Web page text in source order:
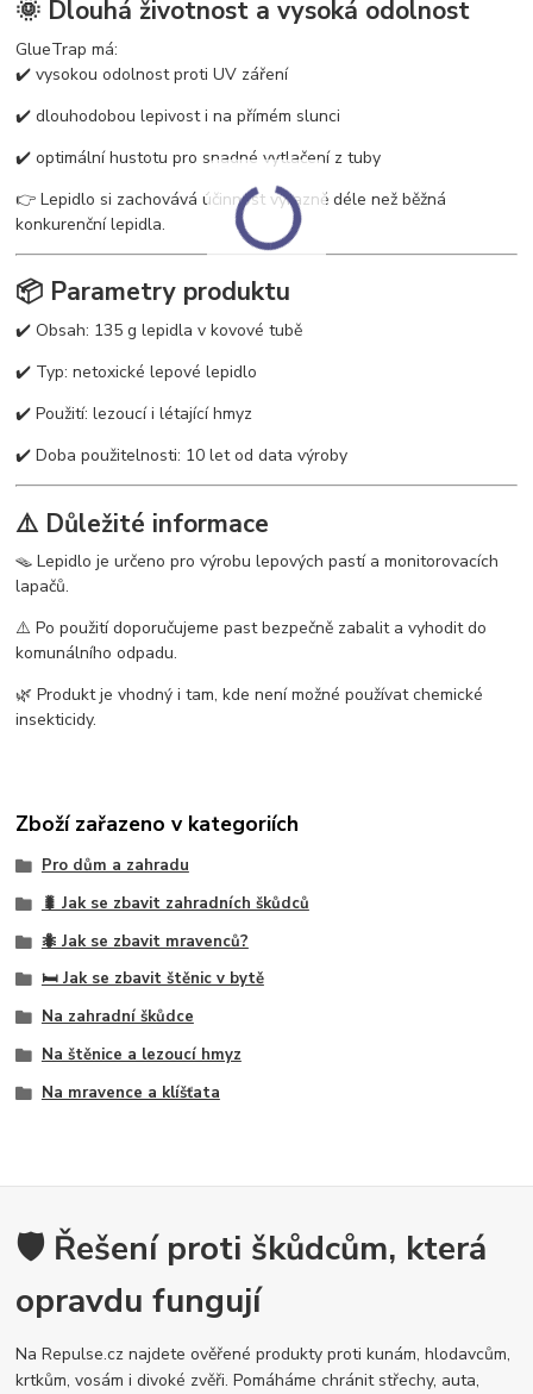
🌞 Dlouhá životnost a vysoká odolnost
GlueTrap má:
✔️ vysokou odolnost proti UV záření
✔️ dlouhodobou lepivost i na přímém slunci
✔️ optimální hustotu pro snadné vytlačení z tuby
👉 Lepidlo si zachovává účinnost výrazně déle než běžná
konkurenční lepidla.
📦 Parametry produktu
✔️ Obsah: 135 g lepidla v kovové tubě
✔️ Typ: netoxické lepové lepidlo
✔️ Použití: lezoucí i létající hmyz
✔️ Doba použitelnosti: 10 let od data výroby
⚠️ Důležité informace
🪤 Lepidlo je určeno pro výrobu lepových pastí a monitorovacích
lapačů.
⚠️ Po použití doporučujeme past bezpečně zabalit a vyhodit do
komunálního odpadu.
🌿 Produkt je vhodný i tam, kde není možné používat chemické
insekticidy.
Zboží zařazeno v kategoriích
Pro dům a zahradu
🐛 Jak se zbavit zahradních škůdců
🐜 Jak se zbavit mravenců?
🛏️ Jak se zbavit štěnic v bytě
Na zahradní škůdce
Na štěnice a lezoucí hmyz
Na mravence a klíšťata
🛡️ Řešení proti škůdcům, která
opravdu fungují
Na Repulse.cz najdete ověřené produkty proti kunám, hlodavcům,
krtkům, vosám i divoké zvěři. Pomáháme chránit střechy, auta,